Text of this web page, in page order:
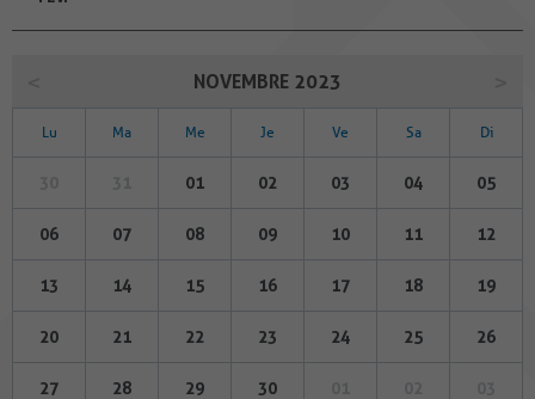
NOVEMBRE 2023
Lu Ma Me Je Ve Sa Di
01 02 03 04 05
06 07 08 09 10 11 12
13 14 15 16 17 18 19
20 21 22 23 24 25 26
27 28 29 30